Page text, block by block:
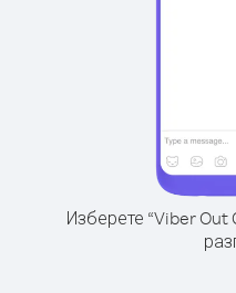
Изберете “Viber Out